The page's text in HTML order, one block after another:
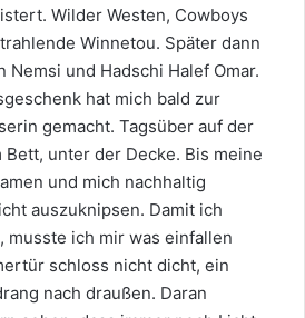
Wilder Westen, Cowboys
Winnetou. Später dann
Nemsi und Hadschi Halef Omar.
hat mich bald zur
gemacht. Tagsüber auf der
Bett, unter der Decke. Bis meine
und mich nachhaltig
auszuknipsen. Damit ich
musste ich mir was einfallen
schloss nicht dicht, ein
nach draußen. Daran